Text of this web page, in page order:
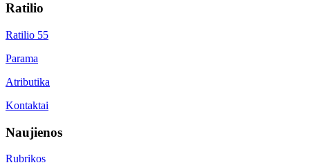
Ratilio
Ratilio 55
Parama
Atributika
Kontaktai
Naujienos
Rubrikos